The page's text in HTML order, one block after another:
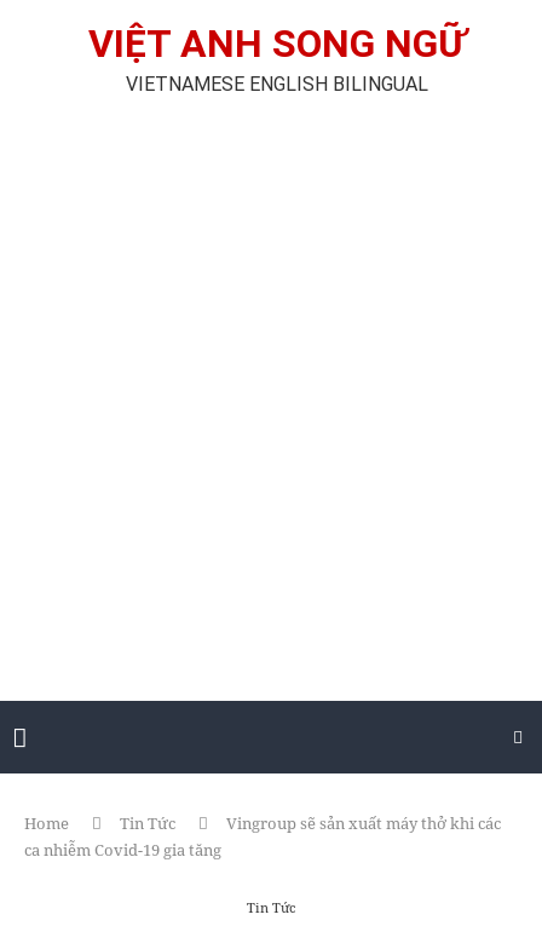
VIỆT ANH SONG NGỮ
VIETNAMESE ENGLISH BILINGUAL
Home Tin Tức
Vingroup sẽ sản xuất máy thở khi các
ca nhiễm Covid-19 gia tăng
Tin Tức